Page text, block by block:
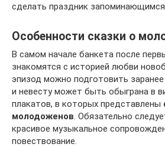
сделать праздник запоминающимся.
Особенности сказки о
В самом начале банкета после
знакомятся с историей любви
эпизод можно подготовить
и невесту может быть обыграна в
плакатов, в которых представлены
молодоженов . Обязательно
красивое музыкальное
повествование.